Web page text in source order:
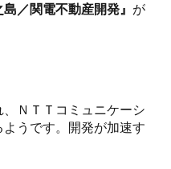
／関電不動産開発』 が
ＮＴＴコミュニケーシ
うです。開発が加速す